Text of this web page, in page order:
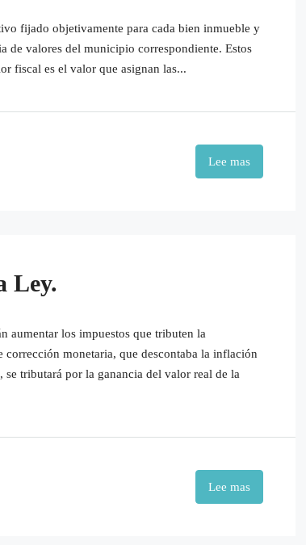
fijado objetivamente para cada bien inmueble y
de valores del municipio correspondiente. Estos
fiscal es el valor que asignan las...
Lee mas
Ley.
aumentar los impuestos que tributen la
monetaria, que descontaba la inflación
tributará por la ganancia del valor real de la
Lee mas